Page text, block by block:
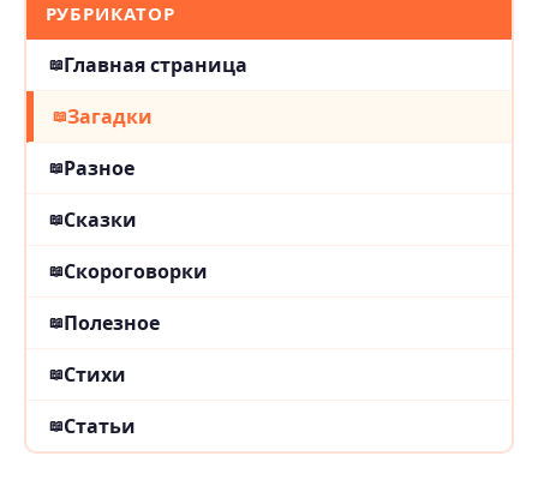
РУБРИКАТОР
Главная страница
Загадки
Разное
Сказки
Скороговорки
Полезное
Стихи
Статьи